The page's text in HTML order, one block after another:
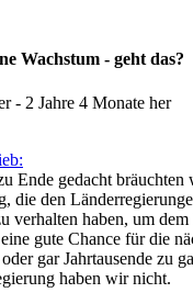
Wachstum - geht das?
- 2 Jahre 4 Monate her
Ende gedacht bräuchten
die den
verhalten haben, um
gute Chance für die
gar Jahrtausende zu
haben wir nicht.